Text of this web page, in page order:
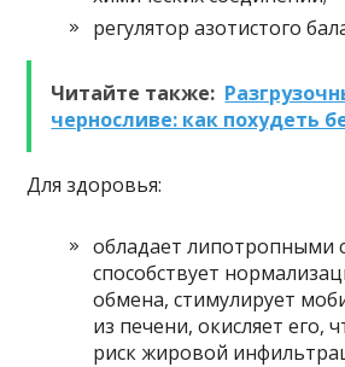
регулятор азотистого
Читайте также:
черносливе: как похудеть
Для здоровья:
обладает липотропными
способствует
обмена, стимулирует
из печени, окисляет его,
риск жировой